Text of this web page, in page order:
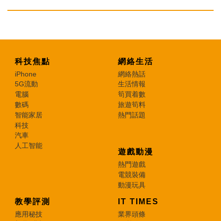
科技焦點
iPhone
5G流動
電腦
數碼
智能家居
科技
汽車
人工智能
網絡生活
網絡熱話
生活情報
筍買着數
旅遊筍料
熱門話題
遊戲動漫
熱門遊戲
電競裝備
動漫玩具
教學評測
應用秘技
IT TIMES
業界頭條